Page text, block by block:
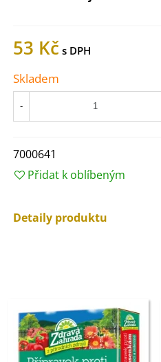
53 Kč
Skladem
-
7000641
Přidat k oblíbeným
Detaily produktu